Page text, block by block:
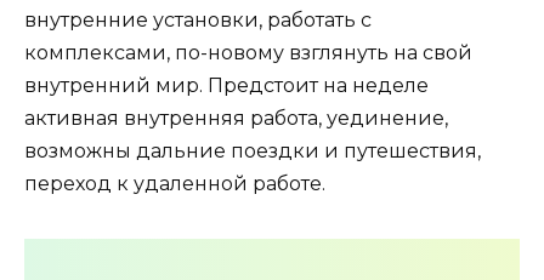
внутренние установки, работать с
комплексами, по-новому взглянуть на свой
внутренний мир. Предстоит на неделе
активная внутренняя работа, уединение,
возможны дальние поездки и путешествия,
переход к удаленной работе.